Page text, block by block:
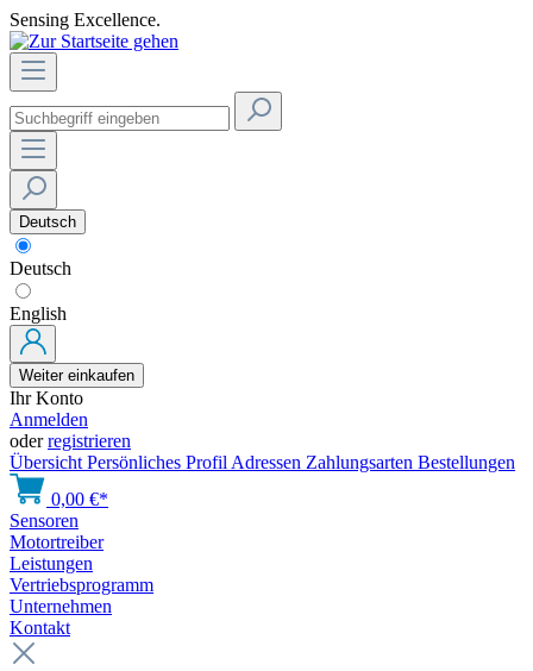
Sensing Excellence.
Deutsch
Deutsch
English
Weiter einkaufen
Ihr Konto
Anmelden
oderregistrieren
Übersicht Persönliches Profil Adressen Zahlungsarten Bestellungen
0,00 €*
Sensoren
Motortreiber
Leistungen
Vertriebsprogramm
Unternehmen
Kontakt